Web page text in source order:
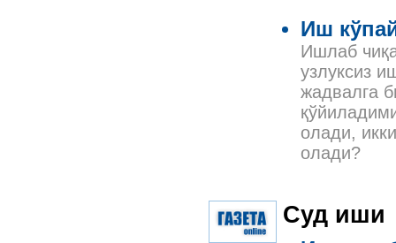
Иш
Ишлаб
узлуксиз
жадвалга
олади,
олади?
Суд иши